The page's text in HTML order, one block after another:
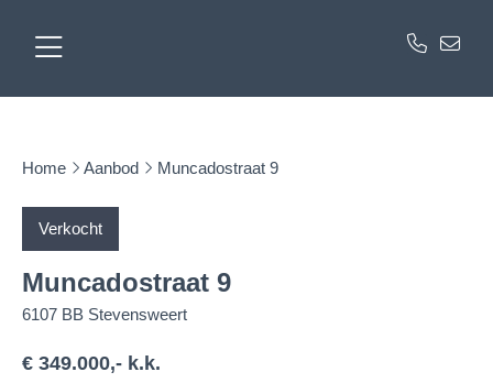
Home Aanbod Muncadostraat 9
Verkocht
Muncadostraat 9
6107 BB Stevensweert
€ 349.000,- k.k.